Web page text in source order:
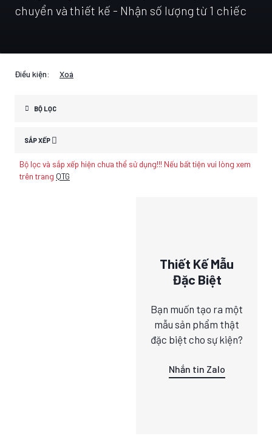
chuyển và thiết kế - Nhận số lượng từ 1 chiếc
Điều kiện: Xoá
BỘ LỌC
SẮP XẾP
Bộ lọc và sắp xếp hiện chưa thể sử dụng!!! Nếu bất tiện vui lòng xem
trên trang QTG
Thiết Kế Mẫu
Đặc Biệt
Bạn muốn tạo ra một
mẫu sản phẩm thật
đặc biệt cho sự kiện?
Nhắn tin Zalo